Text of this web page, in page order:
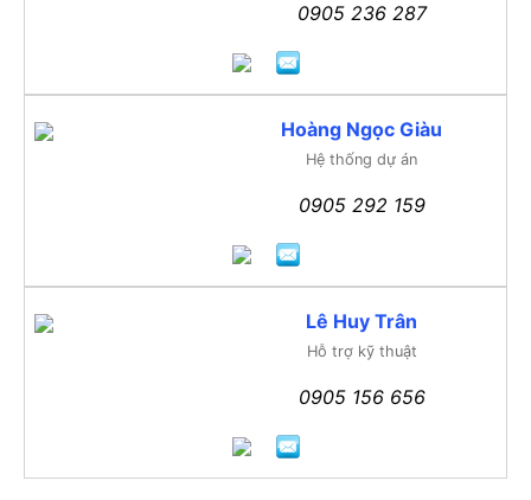
0905 236 287
Hoàng Ngọc Giàu
Hệ thống dự án
0905 292 159
Lê Huy Trân
Hỗ trợ kỹ thuật
0905 156 656